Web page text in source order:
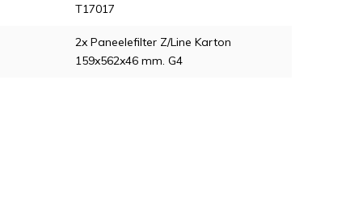
T17017
2x Paneelefilter Z/Line Karton
159x562x46 mm. G4